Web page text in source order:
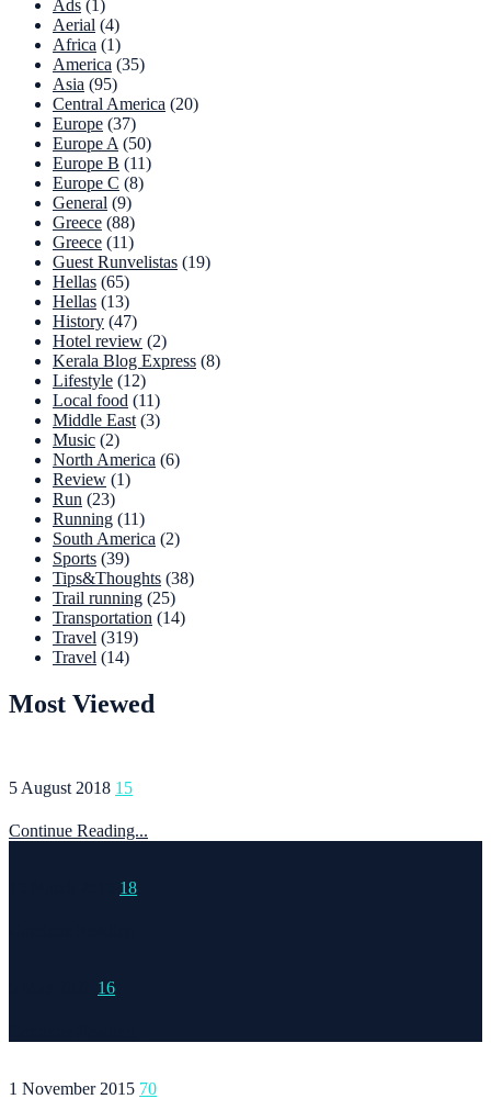
Ads (1)
Aerial (4)
Africa (1)
America (35)
Asia (95)
Central America (20)
Europe (37)
Europe A (50)
Europe B (11)
Europe C (8)
General (9)
Greece (88)
Greece (11)
Guest Runvelistas (19)
Hellas (65)
Hellas (13)
History (47)
Hotel review (2)
Kerala Blog Express (8)
Lifestyle (12)
Local food (11)
Middle East (3)
Music (2)
North America (6)
Review (1)
Run (23)
Running (11)
South America (2)
Sports (39)
Tips&Thoughts (38)
Trail running (25)
Transportation (14)
Travel (319)
Travel (14)
Most Viewed
5 August 2018 15
Continue Reading...
18
16
1 November 2015 70